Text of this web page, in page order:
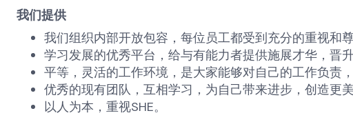
我们提供
我们组织内部开放包容，每位员工都受到充分的重视和尊
学习发展的优秀平台，给与有能力者提供施展才华，晋升
平等，灵活的工作环境，是大家能够对自己的工作负责
优秀的现有团队，互相学习，为自己带来进步，创造更美
以人为本，重视SHE。